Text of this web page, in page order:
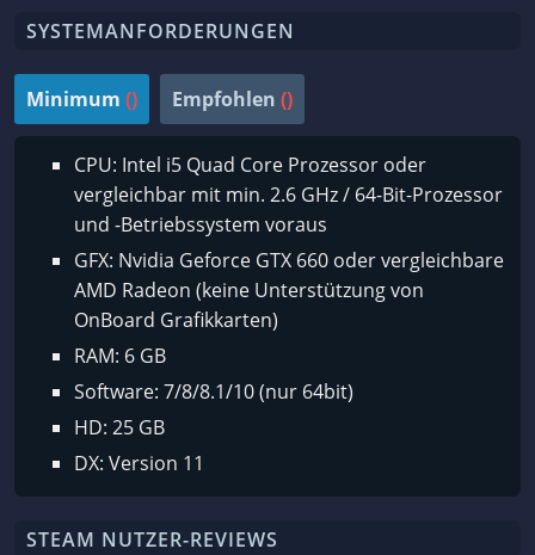
SYSTEMANFORDERUNGEN
Minimum () Empfohlen ()
CPU: Intel i5 Quad Core Prozessor oder
vergleichbar mit min. 2.6 GHz / 64-Bit-Prozessor
und -Betriebssystem voraus
GFX: Nvidia Geforce GTX 660 oder vergleichbare
AMD Radeon (keine Unterstützung von
OnBoard Grafikkarten)
RAM: 6 GB
Software: 7/8/8.1/10 (nur 64bit)
HD: 25 GB
DX: Version 11
STEAM NUTZER-REVIEWS